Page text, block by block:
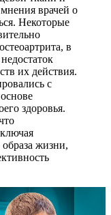
врачей о
Некоторые
в
их действия.
с
здоровья.
жизни,